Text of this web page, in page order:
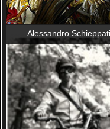
Alessandro Schieppati